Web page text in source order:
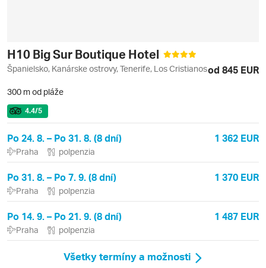
H10 Big Sur Boutique Hotel
Španielsko, Kanárske ostrovy, Tenerife, Los Cristianosod 845 EUR
300 m od pláže
4.4/5
Po 24. 8. – Po 31. 8. (8 dní) 1 362 EUR
Praha polpenzia
Po 31. 8. – Po 7. 9. (8 dní) 1 370 EUR
Praha polpenzia
Po 14. 9. – Po 21. 9. (8 dní) 1 487 EUR
Praha polpenzia
Všetky termíny a možnosti